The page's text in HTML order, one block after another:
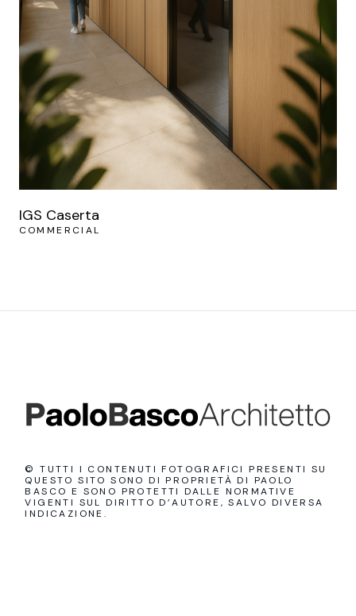
IGS Caserta
COMMERCIAL
© TUTTI I CONTENUTI FOTOGRAFICI PRESENTI SU
QUESTO SITO SONO DI PROPRIETÀ DI PAOLO
BASCO E SONO PROTETTI DALLE NORMATIVE
VIGENTI SUL DIRITTO D’AUTORE, SALVO DIVERSA
INDICAZIONE.